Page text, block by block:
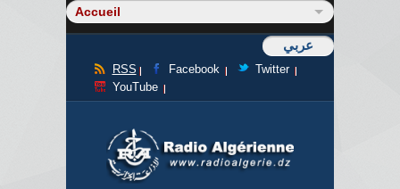
عربي
RSS Facebook
Twitter
YouTube